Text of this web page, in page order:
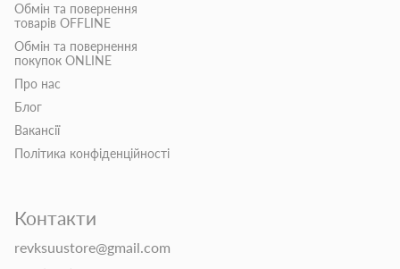
Обмін та повернення
товарів OFFLINE
Обмін та повернення
покупок ONLINE
Про нас
Блог
Вакансії
Політика конфіденційності
Контакти
revksuustore@gmail.com